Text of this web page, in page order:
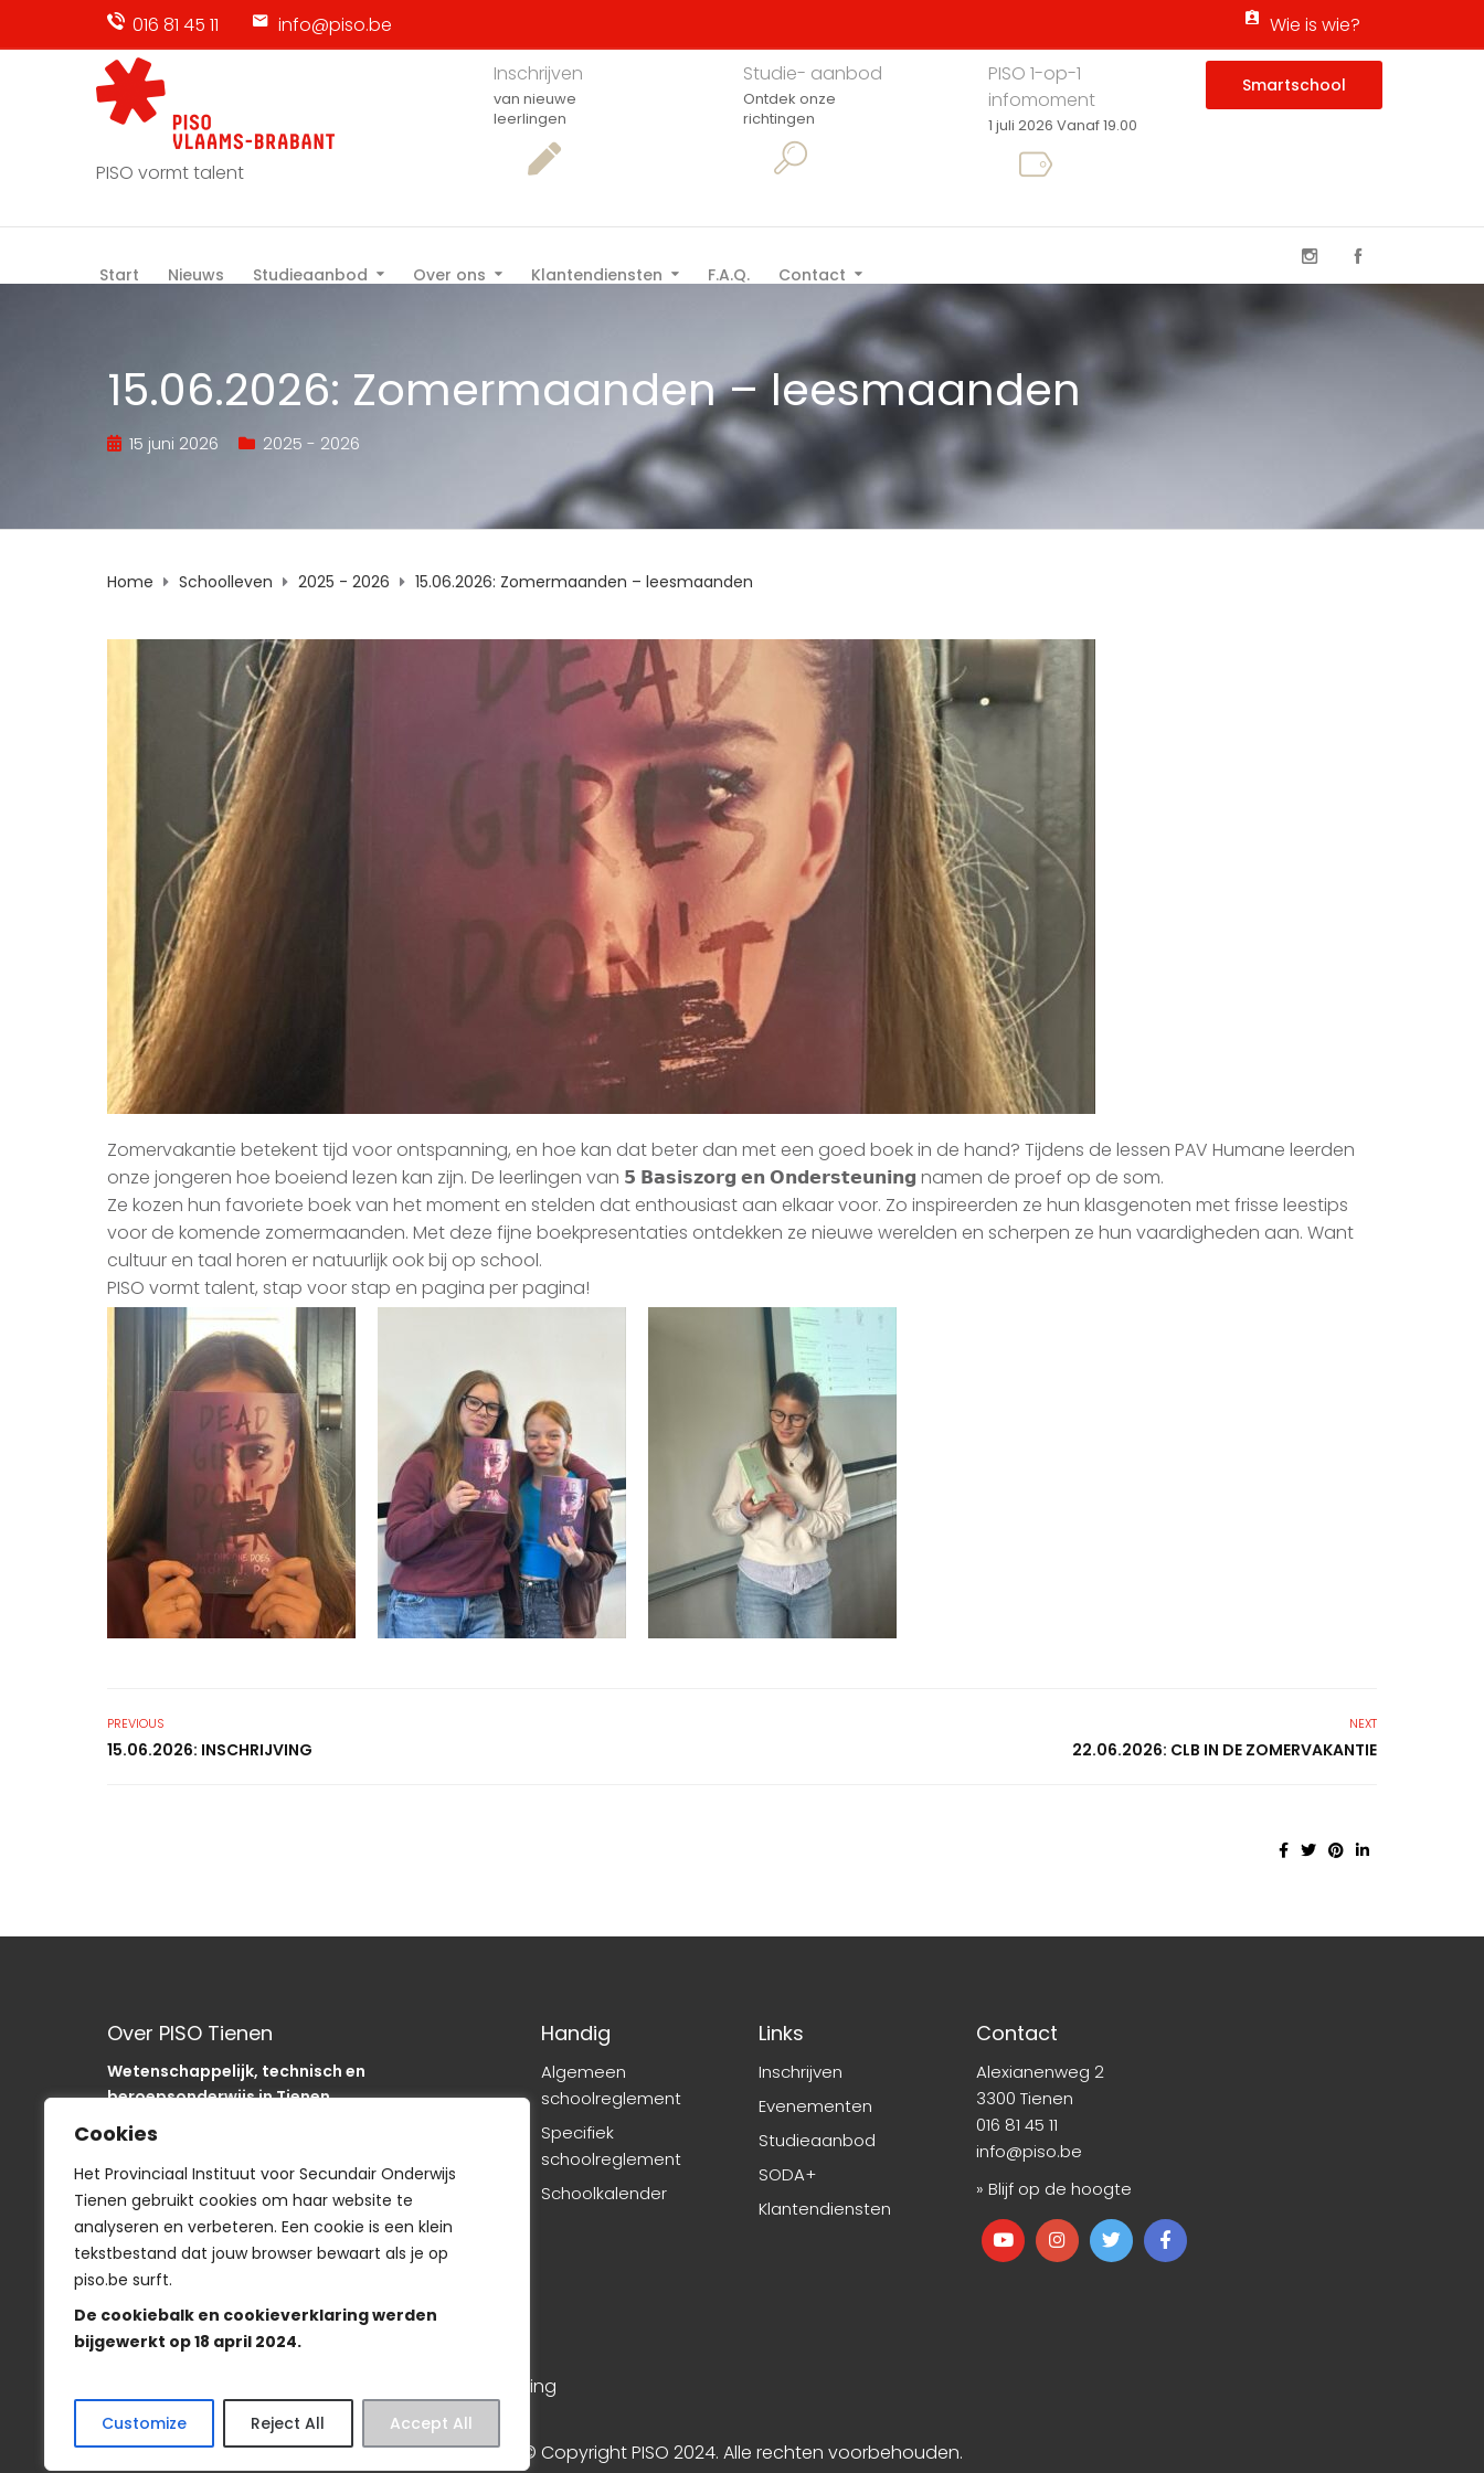
Cookies
Het Provinciaal Instituut voor Secundair Onderwijs
Tienen gebruikt cookies om haar website te
analyseren en verbeteren. Een cookie is een klein
tekstbestand dat jouw browser bewaart als je op
piso.be surft.
De cookiebalk en cookieverklaring werden
bijgewerkt op 18 april 2024.
Customize Reject All Accept All
016 81 45 11 info@piso.be Wie is wie?
PISO vormt talent
Inschrijven
van nieuwe
leerlingen
Studie- aanbod
Ontdek onze
richtingen
PISO 1-op-1
infomoment
1 juli 2026 Vanaf 19.00
Smartschool
Start Nieuws Studieaanbod Over ons Klantendiensten F.A.Q. Contact
15.06.2026: Zomermaanden – leesmaanden
15 juni 2026 2025 - 2026
Home Schoolleven 2025 - 2026 15.06.2026: Zomermaanden – leesmaanden
Zomervakantie betekent tijd voor ontspanning, en hoe kan dat beter dan met een goed boek in de hand? Tijdens de lessen PAV Humane leerden
onze jongeren hoe boeiend lezen kan zijn. De leerlingen van 𝟱 𝗕𝗮𝘀𝗶𝘀𝘇𝗼𝗿𝗴 𝗲𝗻 𝗢𝗻𝗱𝗲𝗿𝘀𝘁𝗲𝘂𝗻𝗶𝗻𝗴 namen de proef op de som.
Ze kozen hun favoriete boek van het moment en stelden dat enthousiast aan elkaar voor. Zo inspireerden ze hun klasgenoten met frisse leestips
voor de komende zomermaanden. Met deze fijne boekpresentaties ontdekken ze nieuwe werelden en scherpen ze hun vaardigheden aan. Want
cultuur en taal horen er natuurlijk ook bij op school.
PISO vormt talent, stap voor stap en pagina per pagina!
PREVIOUS
15.06.2026: INSCHRIJVING
NEXT
22.06.2026: CLB IN DE ZOMERVAKANTIE
Over PISO Tienen
Wetenschappelijk, technisch en
beroepsonderwijs in Tienen.
Onze school is als “SODA“-school uniek in de
regio.
In het PISO zijn we op weg om onze sancties om
te buigen naar acties
Handig
Algemeen
schoolreglement
Specifiek
schoolreglement
Schoolkalender
Links
Inschrijven
Evenementen
Studieaanbod
SODA+
Klantendiensten
Contact
Alexianenweg 2
3300 Tienen
016 81 45 11
info@piso.be
» Blijf op de hoogte
Privacyverklaring
© Copyright PISO 2024. Alle rechten voorbehouden.